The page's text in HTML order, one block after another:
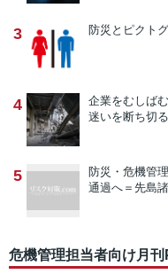
3 防災とピクト
4 企業をむしば
迷いを断ち切
5 防災・危機管
通過へ＝先島
危機管理担当者向け月